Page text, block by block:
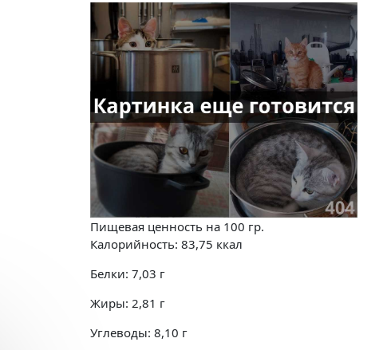
Пищевая ценность на 100 гр.
Калорийность: 83,75 ккал
Белки: 7,03 г
Жиры: 2,81 г
Углеводы: 8,10 г